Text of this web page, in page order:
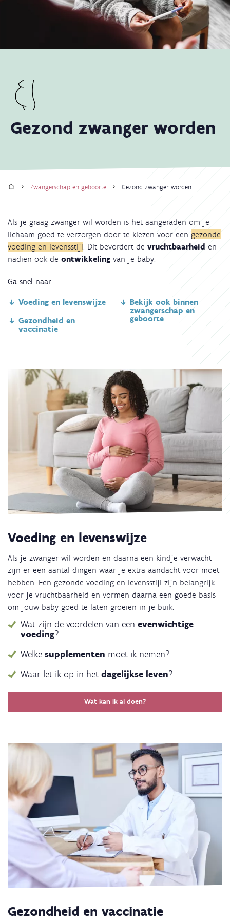
Gezond zwanger worden
HomeZwangerschap en geboorte Gezond zwanger worden
Als je graag zwanger wil worden is het aangeraden om je
lichaam goed te verzorgen door te kiezen voor een gezonde
voeding en levensstijl . Dit bevordert de vruchtbaarheid en
nadien ook de ontwikkeling van je baby.
Ga snel naar
Voeding en levenswijze
Gezondheid en
vaccinatie
Bekijk ook binnen
zwangerschap en
geboorte
Voeding en levenswijze
Als je zwanger wil worden en daarna een kindje verwacht
zijn er een aantal dingen waar je extra aandacht voor moet
hebben. Een gezonde voeding en levensstijl zijn belangrijk
voor je vruchtbaarheid en vormen daarna een goede basis
om jouw baby goed te laten groeien in je buik.
Wat zijn de voordelen van een evenwichtige
voeding?
Welke supplementen moet ik nemen?
Waar let ik op in het dagelijkse leven?
Wat kan ik al doen?
Gezondheid en vaccinatie